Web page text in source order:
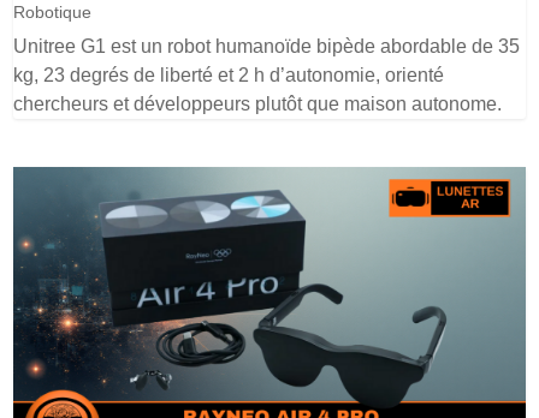
Robotique
Unitree G1 est un robot humanoïde bipède abordable de 35
kg, 23 degrés de liberté et 2 h d’autonomie, orienté
chercheurs et développeurs plutôt que maison autonome.